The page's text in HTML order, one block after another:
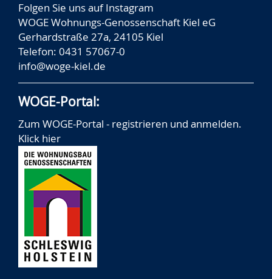
Folgen Sie uns aufInstagram
WOGE Wohnungs-Genossenschaft Kiel eG
Gerhardstraße 27a, 24105 Kiel
Telefon: 0431 57067-0
info@woge-kiel.de
WOGE-Portal:
Zum WOGE-Portal - registrieren und anmelden.
Klick hier